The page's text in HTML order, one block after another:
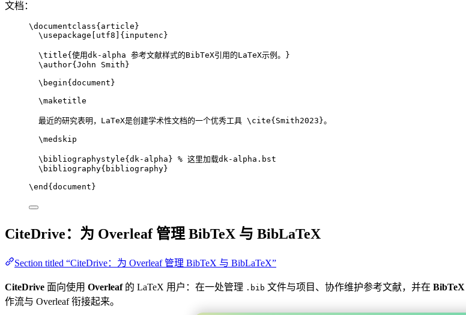
文档：
\documentclass{ article }
\usepackage
utf8 ]{ inputenc }
\title{使用dk-alpha 参考文献样式的BibTeX引用的LaTeX示例。}
\author{John Smith}
\begin{ document }
\maketitle
最近的研究表明，LaTeX是创建学术性文档的一个优秀工具 \cite{ Smith2023 }。
\medskip
\bibliographystyle{dk-alpha} % 这里加载dk-alpha.bst
\bibliography{bibliography}
\end { document }
CiteDrive：为 Overleaf 管理 BibTeX 与 BibLaTeX
Section titled “CiteDrive：为 Overleaf 管理 BibTeX 与 BibLaTeX”
CiteDrive 面向使用 Overleaf的 LaTeX 用户：在一处管理 .bib 文件与项目、协作维护参考文献，并在 BibTeX
作流与 Overleaf 衔接起来。